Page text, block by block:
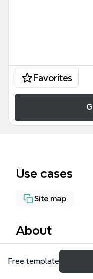
Favorites
Use cases
Site map
About
Этот шаблон
представляет
Free template